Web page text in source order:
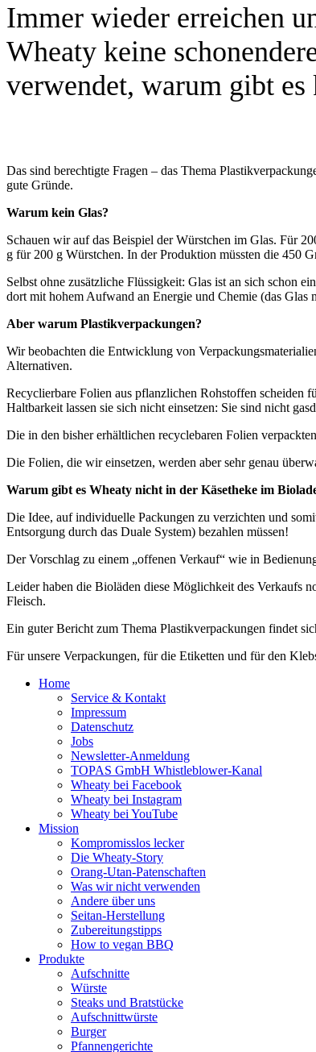
Immer wieder erreichen
Wheaty keine
verwendet, warum gibt
Das sind berechtigte Fragen – das Thema
gute Gründe.
Warum kein Glas?
Schauen wir auf das Beispiel der Würstchen im Glas. Für
g für 200 g Würstchen. In der Produktion müssten die 450
Selbst ohne zusätzliche Flüssigkeit: Glas ist an sich schon
dort mit hohem Aufwand an Energie und Chemie (das
Aber warum Plastikverpackungen?
Wir beobachten die Entwicklung von
Alternativen.
Recyclierbare Folien aus pflanzlichen Rohstoffen scheiden
Haltbarkeit lassen sie sich nicht einsetzen: Sie sind nicht
Die in den bisher erhältlichen recyclebaren Folien
Die Folien, die wir einsetzen, werden aber sehr genau
Warum gibt es Wheaty nicht in der Käsetheke im
Die Idee, auf individuelle Packungen zu verzichten und
Entsorgung durch das Duale System) bezahlen müssen!
Der Vorschlag zu einem „offenen Verkauf“ wie in
Leider haben die Bioläden diese Möglichkeit des Verkaufs
Fleisch.
Ein guter Bericht zum Thema Plastikverpackungen findet
Für unsere Verpackungen, für die Etiketten und für den
Home
Service & Kontakt
Impressum
Datenschutz
Jobs
Newsletter-Anmeldung
TOPAS GmbH Whistleblower-Kanal
Wheaty bei Facebook
Wheaty bei Instagram
Wheaty bei YouTube
Mission
Kompromisslos lecker
Die Wheaty-Story
Orang-Utan-Patenschaften
Was wir nicht verwenden
Andere über uns
Seitan-Herstellung
Zubereitungstipps
How to vegan BBQ
Produkte
Aufschnitte
Würste
Steaks und Bratstücke
Aufschnittwürste
Burger
Pfannengerichte